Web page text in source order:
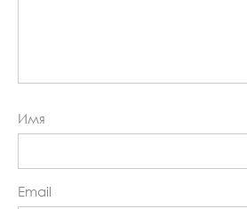
Имя
Email